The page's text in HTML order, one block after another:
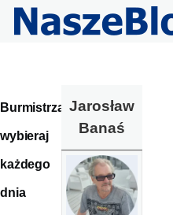
Przejdź do treści
Burmistrza
wybieraj
każdego
dnia
Jarosław
Banaś